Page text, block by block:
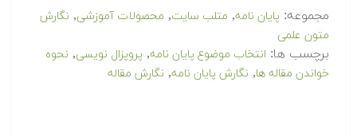
مجموعه: پایان نامه, متلب سایت, محصولات آموزشی, نگارش
متون علمی
برچسب ها: انتخاب موضوع پایان نامه, پروپزال نویسی, نحوه
خواندن مقاله ها, نگارش پایان نامه, نگارش مقاله